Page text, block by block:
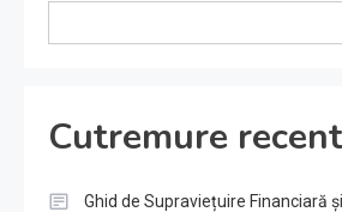
Cutremure
Ghid de Supraviețuire Financiară